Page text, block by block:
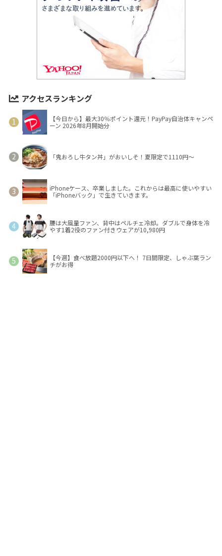
アクセスランキング
【今日から】最大30％ポイント還元！PayPay自治体キャンペ
ーン 2026年8月開始分
「鬼おろし牛タン丼」がおいしそ！夏限定で1110円～
iPhoneケース、卒業しました。これからは最高に使いやすい
「iPhoneバック」で生きていきます。
腰は大風量ファン、背中はペルチェ冷却。ダブルで身体を冷
やす1着2役のファン付きウェアが10,980円
【今週】食べ放題2000円以下へ！ 7日間限定、しゃぶ葉ラン
チがお得